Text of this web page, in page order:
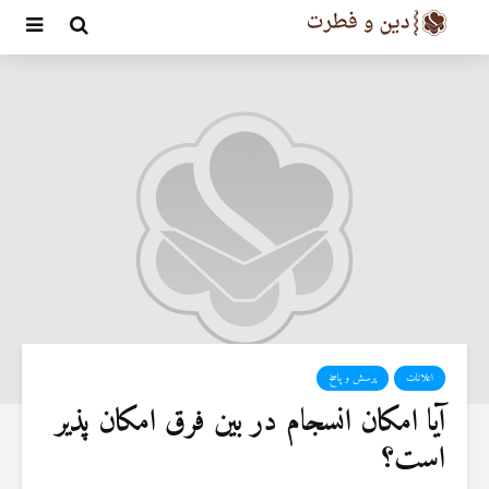
اعلانات پرسش و پاسخ
آیا امکان انسجام در بین فرق امکان پذیر
است؟